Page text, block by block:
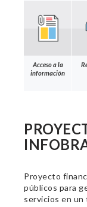
Acceso a la
información
Proyecto
públicos para
servicios en